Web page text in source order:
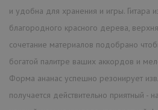
и удобна для хранения и игры. Гитара
благородного красного дерева,
сочетание материалов подобрано
богатой палитре ваших аккордов и
Форма ананас успешно резонирует
получается действительно приятный -